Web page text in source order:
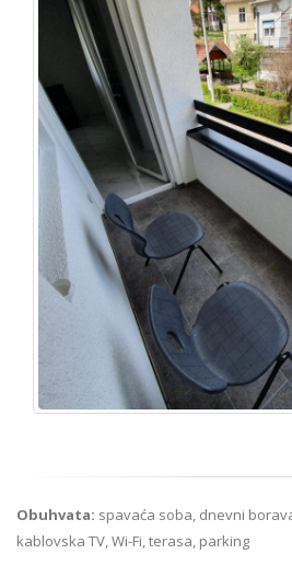
Obuhvata: spavaća soba, dnevni
kablovska TV, Wi-Fi, terasa, parking